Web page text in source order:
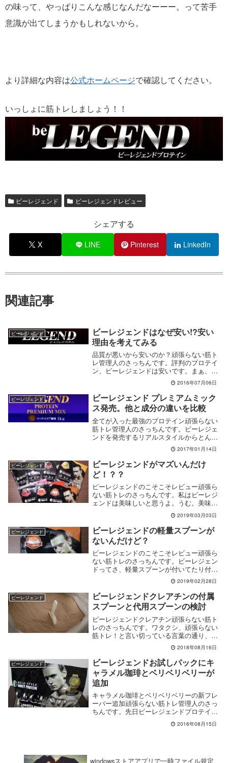
の味って、やっぱりこんな感じなんだなーーー。って苦手
意識が出てしまうかもしれないから。
より詳細な内容は公式ホームページで確認してください。
いっしょに筋トレしましょう！！
ビーレジェンド ビーレジェンドレビュー
シェアする
X LINE Pinterest LinkedIn
関連記事
ビーレジェンド
ビーレジェンドはなぜ安い!?安い
理由を考えてみる
品質が悪いから安いのか？頑張らない筋ト
レ管理人のさっちんです。評判のプロテイ
ン、ビーレジェンドは安いです。まぁ、正
2016年07月06日
ビーレジェンド
ビーレジェンド プレミアムミック
ス発売。他と成分の違いを比較
全てが入った最強のプロテイン頑張らない
筋トレ管理人のさっちんです。ビーレジェ
ンドを発売するリアルスタイルからとんで
2017年01月14日
ビーレジェンド
ビーレジェンドがマズいんだけ
ど！？？
ビーレジェンドのこそこそレビュー頑張ら
ない筋トレのさっちんです。私はビーレジ
ェンドは美味しいと思うよ。うむ。美味し
2019年03月03日
ビーレジェンド
ビーレジェンドの軽量スプーンが
ないんだけど？
ビーレジェンドのこそこそレビュー頑張ら
ない筋トレのさっちんです。ビーレジェン
ドってさ、軽量スプーンが付いてたり付い
2019年02月28日
ビーレジェンド
ビーレジェンドクレアチンの付属
スプーンと代用スプーンの検討
ビーレジェンドクレアチン頑張らない筋ト
レのさっちんです。ワタクシ、頑張らない
筋トレ！と言い切っている言葉の通り、そ
2018年08月16日
ビーレジェンド
ビーレジェンドお試しパックにキ
ャラメル珈琲とベリベリベリーが
追加
キャラメル珈琲とベリベリベリーの新フレ
ーバー追加頑張らない筋トレ管理人のさっ
ちんです。先日ビーレジェンドプロテイン
2016年08月15日
windowsストアアプリで一時ファイル規定